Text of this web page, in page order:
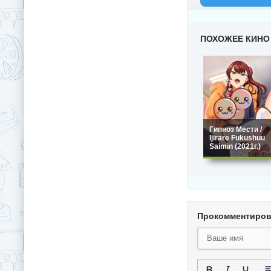
ПОХОЖЕЕ КИНО
Гипноз Мести /
Ijirare Fukushuu
Saimin (2021г.)